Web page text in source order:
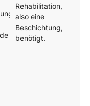
Rehabilitation,
also eine
Beschichtung,
benötigt.